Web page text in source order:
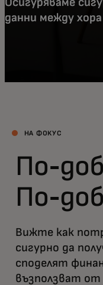
Осигуряваме
данни между
НА ФОКУС
По-
По-
Вижте как
сигурно да
споделят
възползват от